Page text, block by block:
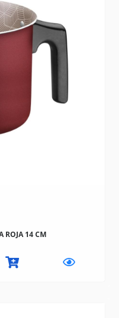
ROJA 14 CM